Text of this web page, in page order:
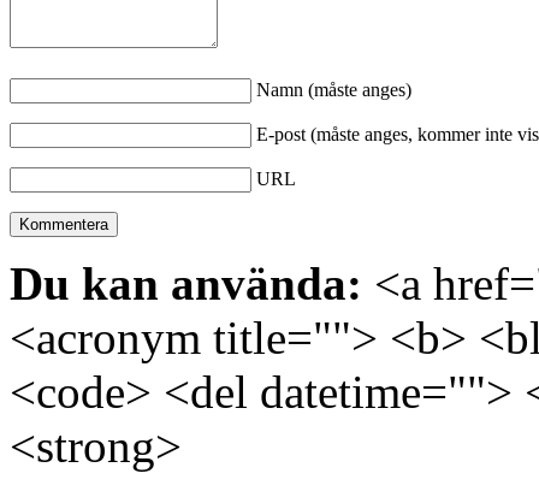
Namn (måste anges)
E-post (måste anges, kommer inte
URL
Du kan använda: <a
<acronym title=""> <b>
<code> <del
<strong>